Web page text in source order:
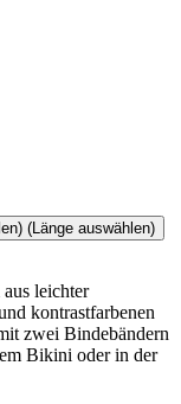
(Länge auswählen)
leichter
kontrastfarbenen
zwei Bindebändern
Bikini oder in der